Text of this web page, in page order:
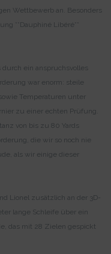
Wettbewerb an. Besonders
**Dauphiné Libéré**
ein anspruchsvolles
war enorm: steile
Temperaturen unter
zu einer echten Prüfung.
von bis zu 80 Yards
die wir so noch nie
als wir einige dieser
Lionel zusätzlich an der 3D-
lange Schleife über ein
das mit 28 Zielen gespickt